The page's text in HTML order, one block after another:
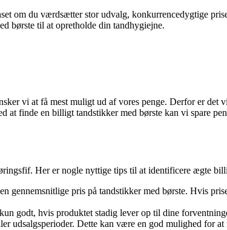
om du værdsætter stor udvalg, konkurrencedygtige
børste til at opretholde din tandhygiejne.
vi at få mest muligt ud af vores penge. Derfor er det
finde en billigt tandstikker med børste kan vi spare
Her er nogle nyttige tips til at identificere ægte
pris på tandstikker med børste. Hvis
godt, hvis produktet stadig lever op til dine
Dette kan være en god mulighed for